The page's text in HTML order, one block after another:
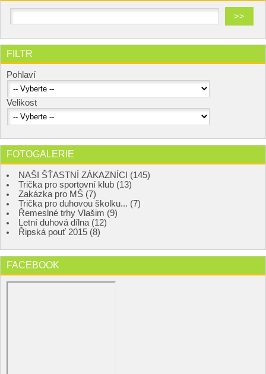
FILTR
Pohlaví
Velikost
FOTOGALERIE
NAŠI ŠŤASTNÍ ZÁKAZNÍCI (145)
Trička pro sportovní klub (13)
Zakázka pro MŠ (7)
Trička pro duhovou školku... (7)
Řemeslné trhy Vlašim (9)
Letní duhová dílna (12)
Řipská pouť 2015 (8)
FACEBOOK